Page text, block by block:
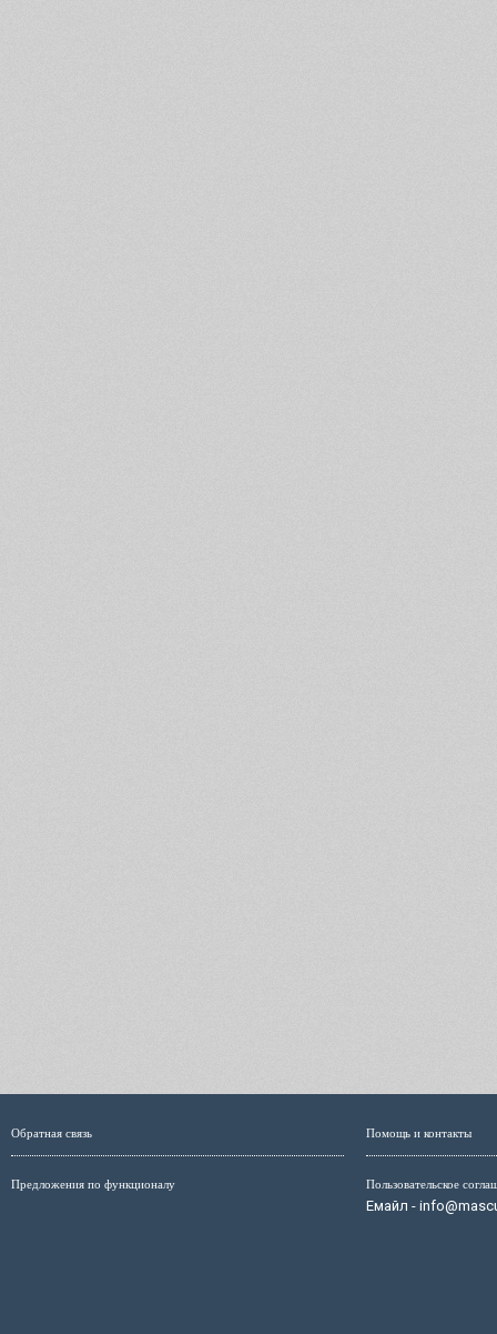
Обратная связь
Предложения по функционалу
Помощь и контакты
Пользовательское
Емайл -